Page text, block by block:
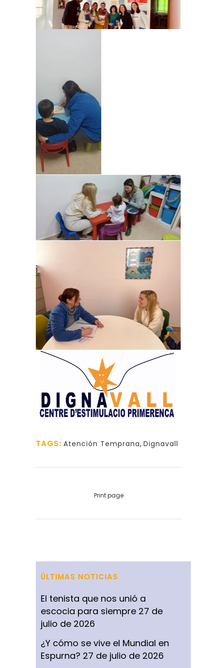
TAGS: Atención Temprana, Dignavall
Print page
ÚLTIMAS NOTICIAS
El tenista que nos unió a
escocia para siempre 27 de
julio de 2026
¿Y cómo se vive el Mundial en
Espurna? 27 de julio de 2026